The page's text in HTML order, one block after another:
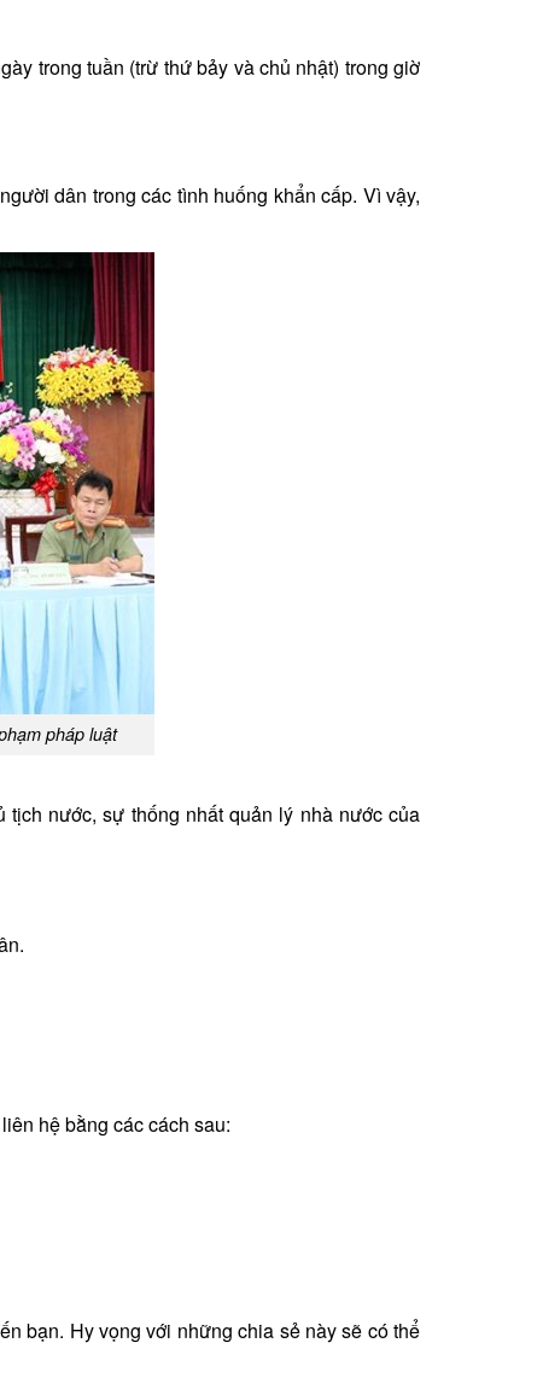
trong tuần (trừ thứ bảy và chủ nhật) trong giờ
dân trong các tình huống khẩn cấp. Vì vậy,
pháp luật
nước, sự thống nhất quản lý nhà nước của
hệ bằng các cách sau:
bạn. Hy vọng với những chia sẻ này sẽ có thể